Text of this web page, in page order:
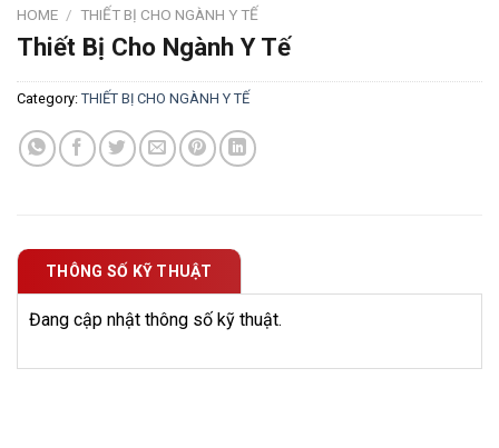
HOME / THIẾT BỊ CHO NGÀNH Y TẾ
Thiết Bị Cho Ngành Y Tế
Category: THIẾT BỊ CHO NGÀNH Y TẾ
THÔNG SỐ KỸ THUẬT
Đang cập nhật thông số kỹ thuật.